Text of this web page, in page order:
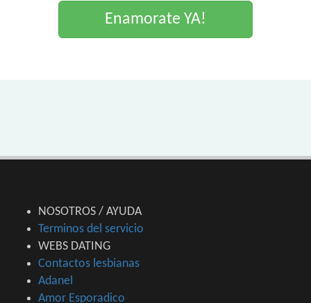
Enamorate YA!
NOSOTROS / AYUDA
Terminos del servicio
WEBS DATING
Contactos lesbianas
Adanel
Amor Esporadico